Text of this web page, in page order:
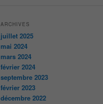
ARCHIVES
juillet 2025
mai 2024
mars 2024
février 2024
septembre 2023
février 2023
décembre 2022